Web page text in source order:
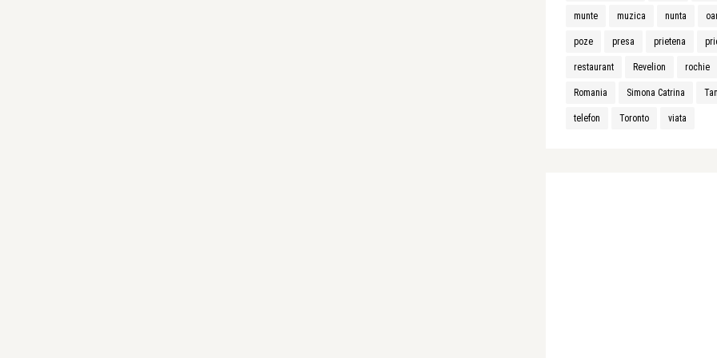
munte muzica nunta
poze presa prietena
restaurant Revelion rochie
Romania Simona Catrina
telefon Toronto viata